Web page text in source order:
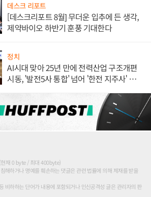
데스크 리포트
[데스크리포트 8월] 무더운 입추에 든 생각,
제약바이오 하반기 훈풍 기대한다
정치
AI시대 맞아 25년 만에 전력산업 구조개편
시동, '발전5사 통합' 넘어 '한전 지주사' 재편
현재 0 byte / 최대 400byte)
해하거나 명예를 훼손하는 댓글은 관련 법률에 의해 제재를 받을
비하하는 단어가 내용에 포함되거나 인신공격성 글은 관리자의 판